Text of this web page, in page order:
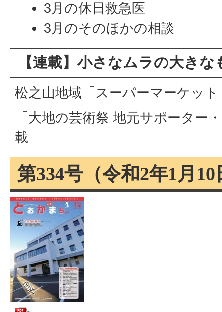
3月の休日救急医
3月のそのほかの相談
【連載】小さなムラの大き
松之山地域「スーパーマーケッ
「大地の芸術祭 地元サポーター
載
第334号（令和2年1月10